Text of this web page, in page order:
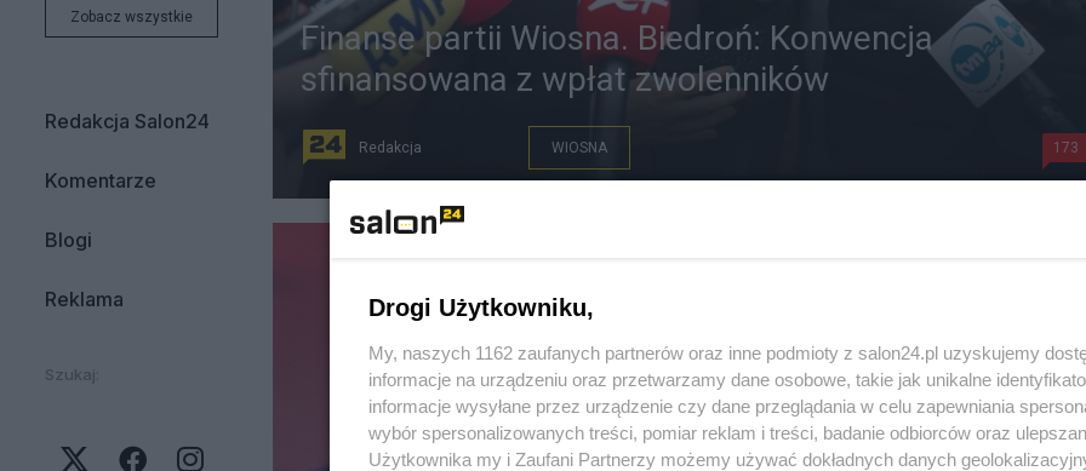
Zobacz wszystkie
Redakcja Salon24
Komentarze
Blogi
Reklama
Szukaj:
Finanse partii Wiosna. Biedroń: Konwencja
sfinansowana z wpłat zwolenników
Redakcja WIOSNA 173
Drogi Użytkowniku,
My, naszych 1162 zaufanych partnerów oraz inne podmioty z salon24.pl uzyskujemy
informacje na urządzeniu oraz przetwarzamy dane osobowe, takie jak unikalne
informacje wysyłane przez urządzenie czy dane przeglądania w celu zapewniania
wybór spersonalizowanych treści, pomiar reklam i treści, badanie odbiorców oraz
Użytkownika my i Zaufani Partnerzy możemy używać dokładnych danych